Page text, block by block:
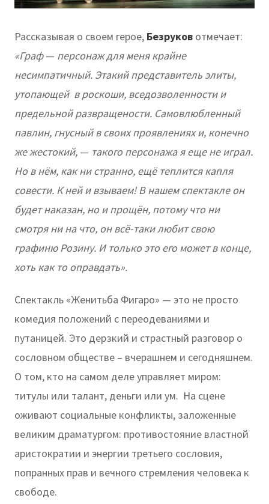
Рассказывая о своем герое, Безруков отмечает:
«Граф— персонаж для меня крайне
несимпатичный. Этакий представитель элиты,
утопающей в роскоши, вседозволенности и
предельной развращености. Самовлюбленный
павлин, гнусный в своих проявлениях и, конечно
же жестокий, — такого персонажа я еще не играл.
Но в нём, как ни странно, ещё теплится капля
совести. К ней и взываем! В нашем спектакле он
будет наказан, но и прощён, потому что ни
смотря ни на что, он всё-таки любит свою
графиню Розину. И только это его может в конце,
хоть как то оправдать».
Спектакль «Женитьба Фигаро» — это не просто
комедия положений с переодеваниями и
путаницей. Это дерзкий и страстный разговор о
сословном обществе – вчерашнем и сегодняшнем.
О том, кто на самом деле управляет миром:
титулы или талант, деньги или ум. На сцене
оживают социальные конфликты, заложенные
великим драматургом: противостояние властной
аристократии и энергии третьего сословия,
попранных прав и вечного стремления человека к
свободе.